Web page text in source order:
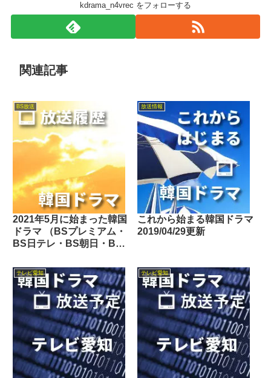
kdrama_n4vrec をフォローする
関連記事
BS放送
2021年5月に始まった韓国
ドラマ （BSプレミアム・
BS日テレ・BS朝日・BS-
ジ・BS11・BS12・テレビ
東京・TOKYO MX・テレ
玉・チバテレ・テレビ神奈
川・テレビ大阪・サンテレ
ビ・KBS京都・テレビ愛
知・テレビ北海道）
放送情報
これから始まる韓国ドラマ
2019/04/29更新
テレビ愛知 テレビ愛知